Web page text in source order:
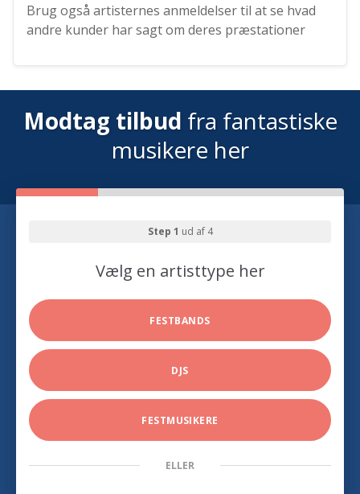
Brug også artisternes anmeldelser til at se hvad
andre kunder har sagt om deres præstationer
Modtag tilbud fra fantastiske
musikere her
Step 1 ud af 4
Vælg en artisttype her
FESTBANDS
DJS
FESTMUSIKERE
ELLER